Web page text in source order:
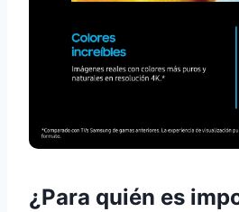
¿Para quién es